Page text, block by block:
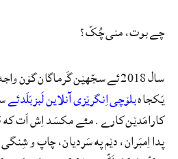
چے بوت، منی چُکّ؟
سال 2018 ئے سجّهێن گَرماگان گۆن
یَکجاهبلۆچی اِنگرێزی آنلاین لَبزبَلَدئے
پدا اِمبَران، دێم په سَردیان، چاپ و